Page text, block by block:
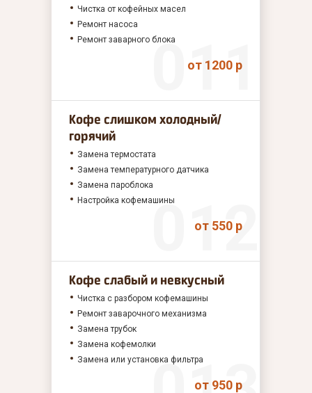
Чистка от кофейных масел
Ремонт насоса
Ремонт заварного блока
от 1200 р
Кофе слишком холодный/
горячий
Замена термостата
Замена температурного датчика
Замена пароблока
Настройка кофемашины
от 550 р
Кофе слабый и невкусный
Чистка с разбором кофемашины
Ремонт заварочного механизма
Замена трубок
Замена кофемолки
Замена или установка фильтра
от 950 р